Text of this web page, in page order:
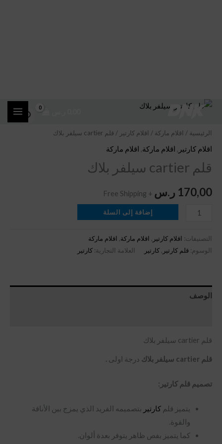
تخطي
المحتوى
الرئيسية / اقلام ماركة / اقلام كارتير / قلم cartier سيلفر بلاك
اقلام كارتير اقلام ماركة اقلام ماركة
قلم cartier سيلفر بلاك
170,00 ر.س + Free Shipping
كمية
cartier
سيلفر
إضافة إلى السلة
التصنيفات: اقلام كارتير , اقلام ماركة, اقلام ماركة
الوسوم: قلم كارتير , كارتير العلامة التجارية: كارتير
الوصف
قلم cartier سيلفر بلاك
قلم cartier سيلفر بلاك درجة اولى .
تصميم قلم كارتير:
يتميز قلم كارتير بتصميمه الفريد الذي يمزج بين الأناقة
والقوة.
كما يتميز بفص ظاهر يتوفر بعدة ألوان.